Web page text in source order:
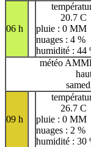
06 h
20.7 C
pluie : 0 MM
nuages : 4 %
humidité : 44
météo
09 h
26.7 C
pluie : 0 MM
nuages : 2 %
humidité : 30